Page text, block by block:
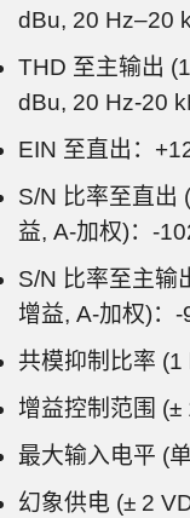
dBu, 20 Hz–20
THD 至主输出
dBu, 20 Hz-20
EIN 至直出：
S/N 比率至直出
益, A-加权)：-
S/N 比率至主输
增益, A-加权)：-
共模抑制比率
增益控制范围
最大输入电平 (
幻象供电 (± 2